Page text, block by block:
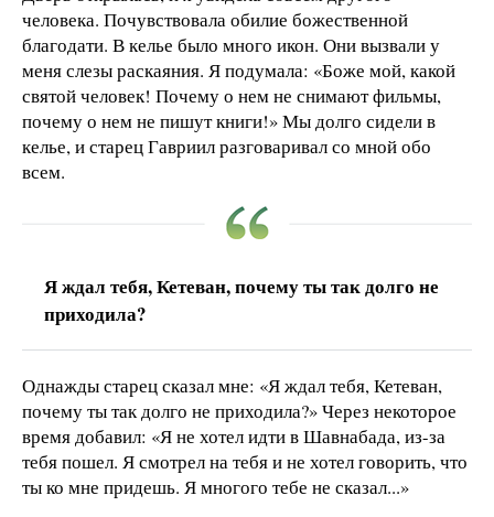
человека. Почувствовала обилие божественной
благодати. В келье было много икон. Они вызвали у
меня слезы раскаяния. Я подумала: «Боже мой, какой
святой человек! Почему о нем не снимают фильмы,
почему о нем не пишут книги!» Мы долго сидели в
келье, и старец Гавриил разговаривал со мной обо
всем.
Я ждал тебя, Кетеван, почему ты так долго не
приходила?
Однажды старец сказал мне: «Я ждал тебя, Кетеван,
почему ты так долго не приходила?» Через некоторое
время добавил: «Я не хотел идти в Шавнабада, из-за
тебя пошел. Я смотрел на тебя и не хотел говорить, что
ты ко мне придешь. Я многого тебе не сказал...»